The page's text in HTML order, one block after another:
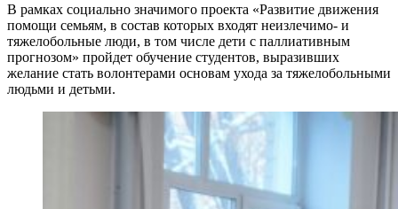
В рамках социально значимого проекта «Развитие движения
помощи семьям, в состав которых входят неизлечимо- и
тяжелобольные люди, в том числе дети с паллиативным
прогнозом» пройдет обучение студентов, выразивших
желание стать волонтерами основам ухода за тяжелобольными
людьми и детьми.